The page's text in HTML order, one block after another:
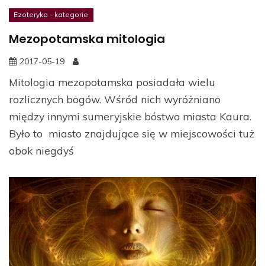
Ezoteryka - kategorie
Mezopotamska mitologia
2017-05-19
Mitologia mezopotamska posiadała wielu
rozlicznych bogów. Wśród nich wyróżniano
między innymi sumeryjskie bóstwo miasta Kaura.
Było to miasto znajdujące się w miejscowości tuż
obok niegdyś